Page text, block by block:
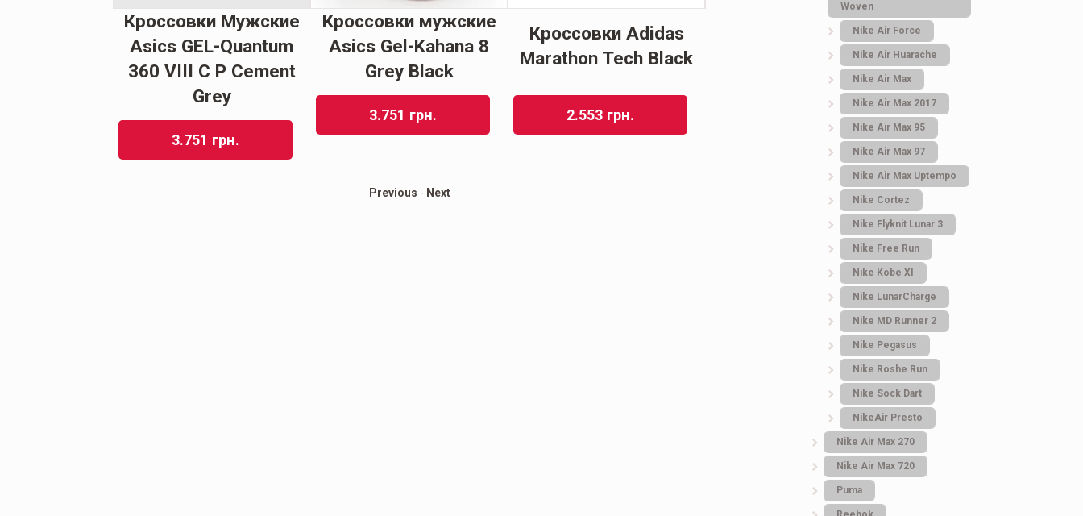
Кроссовки Мужские
Asics GEL-Quantum
360 VIII C P Cement
Grey
3.751 грн.
Кроссовки мужские
Asics Gel-Kahana 8
Grey Black
3.751 грн.
Кроссовки Adidas
Marathon Tech Black
2.553 грн.
Кроссовки женские
Nike Air Force x LV
Сапоги.UGG louis
vuitton hacks
Previous - Next
Woven
Nike Air Force
Nike Air Huarache
Nike Air Max
Nike Air Max 2017
Nike Air Max 95
Nike Air Max 97
Nike Air Max Uptempo
Nike Cortez
Nike Flyknit Lunar 3
Nike Free Run
Nike Kobe XI
Nike LunarCharge
Nike MD Runner 2
Nike Pegasus
Nike Roshe Run
Nike Sock Dart
NikeAir Presto
Nike Air Max 270
Nike Air Max 720
Puma